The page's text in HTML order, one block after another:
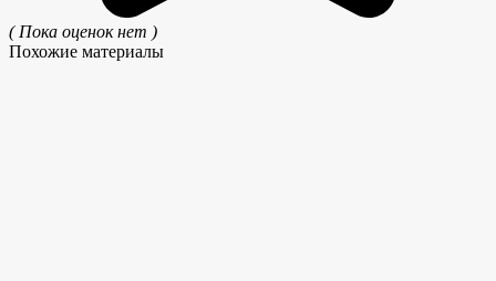
( Пока оценок нет )
Похожие материалы